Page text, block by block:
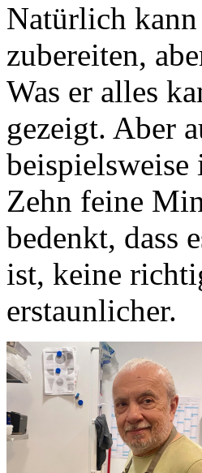
Natürlich
zubereiten,
Was er alles
gezeigt. Aber
Zehn feine
bedenkt, dass
ist, keine
erstaunlicher.